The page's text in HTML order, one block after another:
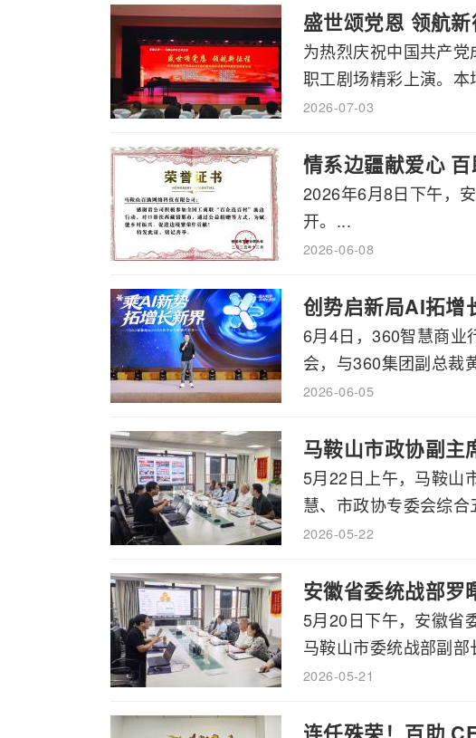
盛世颂党恩 领航
为热烈庆祝中国共产
职工剧场精彩上演。
2026-07-03
情系边疆献爱心
2026年6月8日下午，
开。...
2026-06-08
创势启新局AI拓增
6月4日，360智慧商业
会，与360集团副总裁
2026-06-05
马鞍山市政协副主
5月22日上午，马鞍山
慧、市政协专委会综
2026-05-22
安徽省委统战部罗
5月20日下午，安徽省
马鞍山市委统战部副部
2026-05-21